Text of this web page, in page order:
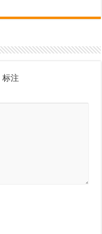
标注